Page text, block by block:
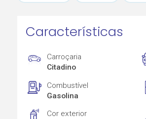
Características
Carroçaria
Citadino
Combustível
Gasolina
Cor exterior